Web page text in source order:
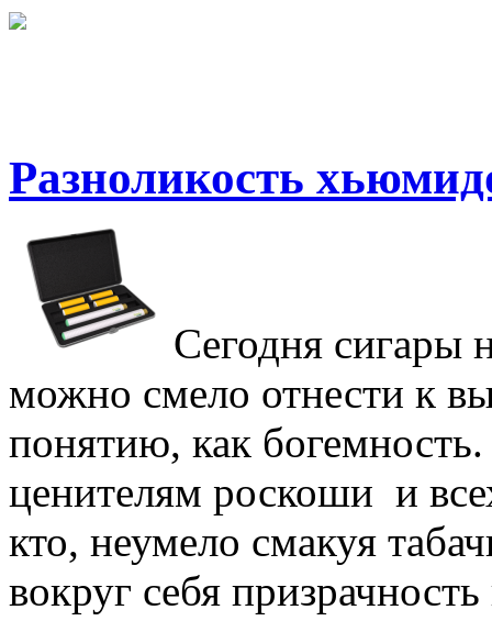
Разноликость
Сегодня сигары
можно смело отнести к
понятию, как
ценителям роскоши и
кто, неумело смакуя
вокруг себя